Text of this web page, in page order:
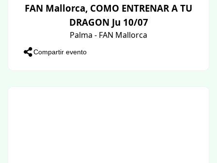
FAN Mallorca, COMO ENTRENAR A TU
DRAGON Ju 10/07
Palma - FAN Mallorca
Compartir evento